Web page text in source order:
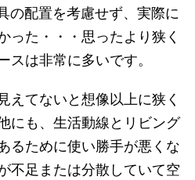
の配置を考慮せず、実際に
った・・・思ったより狭く
スは非常に多いです。
えてないと想像以上に狭く
にも、生活動線とリビング
るために使い勝手が悪くな
不足または分散していて空